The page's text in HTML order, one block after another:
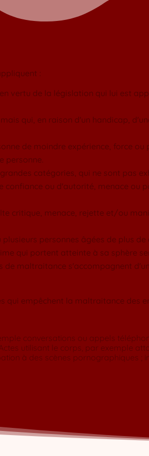
:
vertu de la législation qui lui est
qui, en raison d'un handicap,
de moindre expérience, force
personne.
catégories, qui ne sont pas
confiance ou d'autorité, menace
critique, menace, rejette et/ou
personnes âgées de plus
qui portent atteinte à sa sphère
de maltraitance s'accompagnent
qui empêchent la maltraitance des
conversations ou appels
utilisant le corps, par exemple
à des scènes pornographiques ;